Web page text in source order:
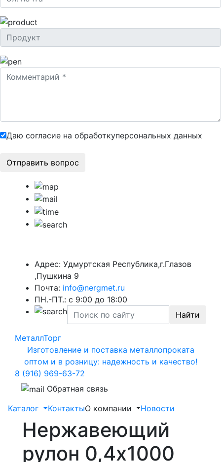
Даю согласие на обработкуперсональных данных
Адрес: Удмуртская Республика,г.Глазов
,Пушкина 9
Почта: info@nergmet.ru
ПН.-ПТ.: с 9:00 до 18:00
Найти
МеталлТорг
Изготовление и поставка металлопроката
оптом и в розницу: надежность и качество!
8 (916) 969-63-72
Обратная связь
Каталог КонтактыО компании Новости
Нержавеющий
рулон 0,4х1000